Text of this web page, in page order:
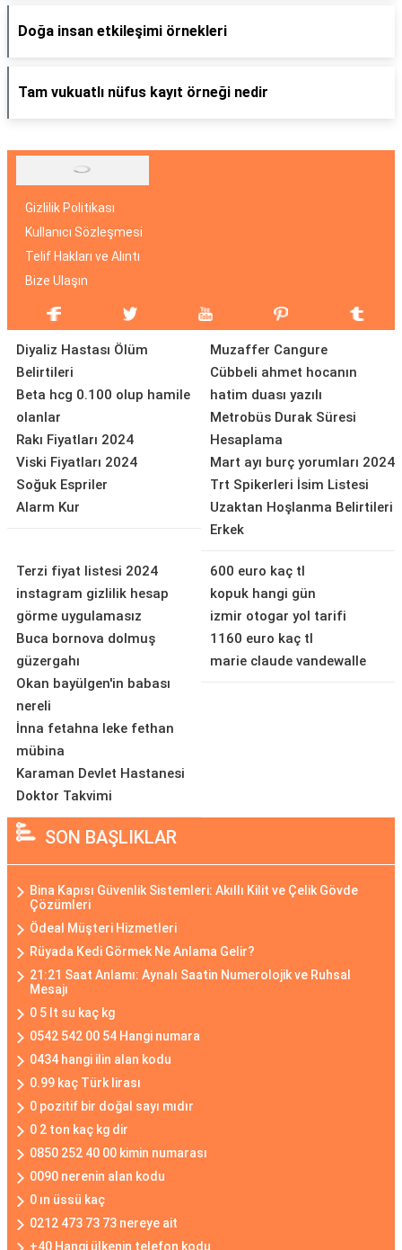
Doğa insan etkileşimi örnekleri
Tam vukuatlı nüfus kayıt örneği nedir
Gizlilik Politikası
Kullanıcı Sözleşmesi
Telif Hakları ve Alıntı
Bize Ulaşın
Diyaliz Hastası Ölüm
Belirtileri
Beta hcg 0.100 olup hamile
olanlar
Rakı Fiyatları 2024
Viski Fiyatları 2024
Soğuk Espriler
Alarm Kur
Muzaffer Cangure
Cübbeli ahmet hocanın
hatim duası yazılı
Metrobüs Durak Süresi
Hesaplama
Mart ayı burç yorumları 2024
Trt Spikerleri İsim Listesi
Uzaktan Hoşlanma Belirtileri
Erkek
Terzi fiyat listesi 2024
instagram gizlilik hesap
görme uygulamasız
Buca bornova dolmuş
güzergahı
Okan bayülgen'in babası
nereli
İnna fetahna leke fethan
mübina
Karaman Devlet Hastanesi
Doktor Takvimi
600 euro kaç tl
kopuk hangi gün
izmir otogar yol tarifi
1160 euro kaç tl
marie claude vandewalle
SON BAŞLIKLAR
Bina Kapısı Güvenlik Sistemleri: Akıllı Kilit ve Çelik Gövde
Çözümleri
Ödeal Müşteri Hizmetleri
Rüyada Kedi Görmek Ne Anlama Gelir?
21:21 Saat Anlamı: Aynalı Saatin Numerolojik ve Ruhsal
Mesajı
0 5 lt su kaç kg
0542 542 00 54 Hangi numara
0434 hangi ilin alan kodu
0.99 kaç Türk lirası
0 pozitif bir doğal sayı mıdır
0 2 ton kaç kg dir
0850 252 40 00 kimin numarası
0090 nerenin alan kodu
0 ın üssü kaç
0212 473 73 73 nereye ait
+40 Hangi ülkenin telefon kodu